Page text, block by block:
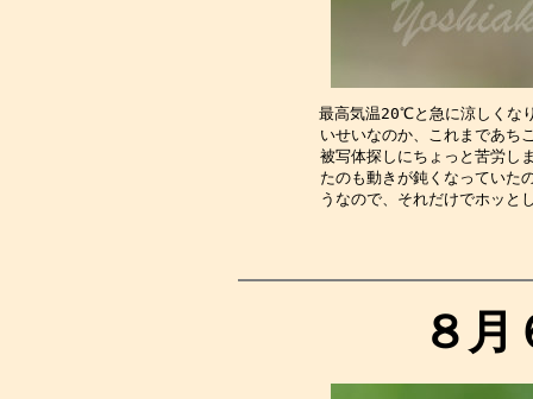
最高気温20℃と急に涼しくな
いせいなのか、これまであち
被写体探しにちょっと苦労し
たのも動きが鈍くなっていた
うなので、そ
８月